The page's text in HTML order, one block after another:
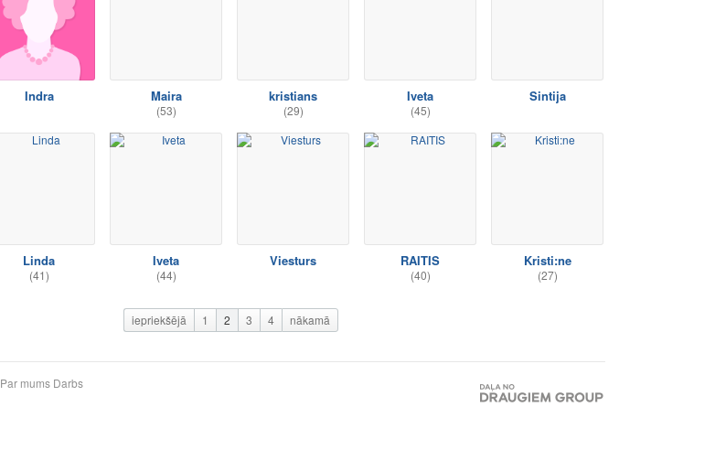
Indra Maira
(53)
kristians
(29)
Iveta
(45)
Sintija
Linda
(41)
Iveta
(44)
Viesturs RAITIS
(40)
Kristi:ne
(27)
iepriekšējā 1 2 3 4 nākamā
Par mums Darbs